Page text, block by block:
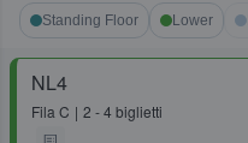
Standing Floor Lower
NL4
Fila C 2 - 4 biglietti